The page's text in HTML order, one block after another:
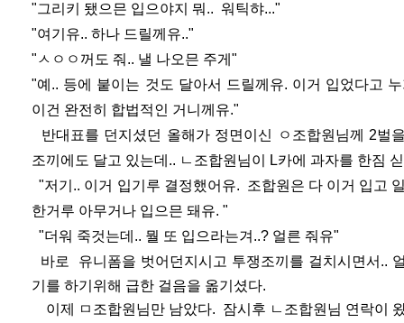
"그리키 됐으믄 입으야지 뭐.. 워틱햐..."
"여기유.. 하나 드릴께유.."
"ㅅㅇㅇ꺼도 줘.. 낼 나오믄 주게"
"예.. 등에 붙이는 것도 달아서 드릴께유. 이거 입었다고
이건 완전히 합법적인 거니께유."
반대표를 던지셨던 올해가 정면이신 ㅇ조합원님께 2
조끼에도 달고 있는데.. ㄴ조합원님이 L카에 과자를 한짐
"저기.. 이거 입기루 결정했어유. 조합원은 다 이거 입고
한거루 아무거나 입으믄 돼유. "
"더워 죽것는데.. 뭘 또 입으라는겨..? 얼른 줘유"
바로 유니폼을 벗어던지시고 투쟁조끼를 걸치시 면서..
기를 하기위해 급한 걸음을 옮기셨다.
이제 ㅁ조합원님만 남았다. 잠시후 ㄴ조합원님 연락이